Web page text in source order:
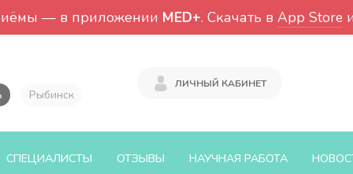
— в приложении MED+. Скачать в App Store
Рыбинск
ЛИЧНЫЙ КАБИНЕТ
СПЕЦИАЛИСТЫ ОТЗЫВЫ НАУЧНАЯ РАБОТА